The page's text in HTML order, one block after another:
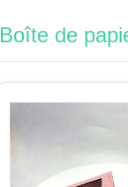
Boîte de